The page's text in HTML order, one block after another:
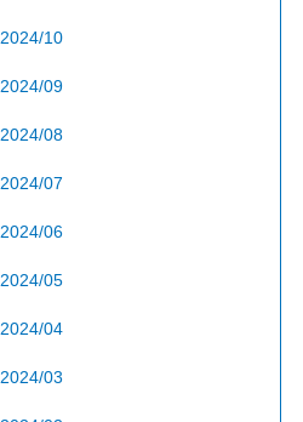
2024/10
2024/09
2024/08
2024/07
2024/06
2024/05
2024/04
2024/03